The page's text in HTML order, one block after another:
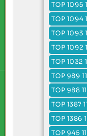
TOP 1095
TOP 1094
TOP 1093
TOP 1092
TOP 1032
TOP 989
TOP 988
TOP 1387
TOP 1386
TOP 945